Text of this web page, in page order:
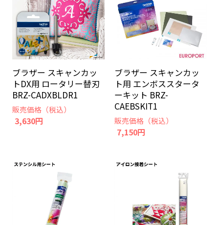
ブラザー スキャンカッ
トDX用 ロータリー替刃
BRZ-CADXBLDR1
販売価格（税込）
3,630円
ブラザー スキャンカッ
ト用 エンボススタータ
ーキット BRZ-
CAEBSKIT1
販売価格（税込）
7,150円